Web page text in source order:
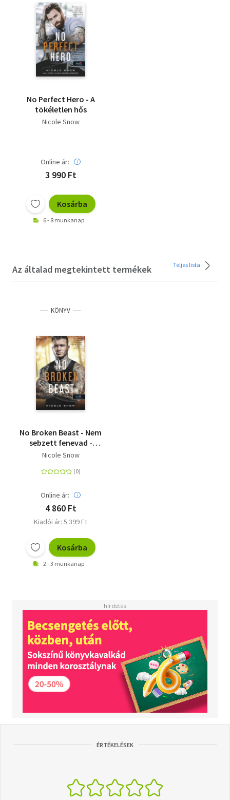
No Perfect Hero - A
tökéletlen hős
Nicole Snow
Online ár:
3 990 Ft
Kosárba
6 - 8 munkanap
Az általad megtekintett termékek Teljes lista
KÖNYV
No Broken Beast - Nem
sebzett fenevad -
Heart's Edge hősei 3.
Nicole Snow
Online ár:
4 860 Ft
Kiadói ár: 5 399 Ft
Kosárba
2 - 3 munkanap
ÉRTÉKELÉSEK